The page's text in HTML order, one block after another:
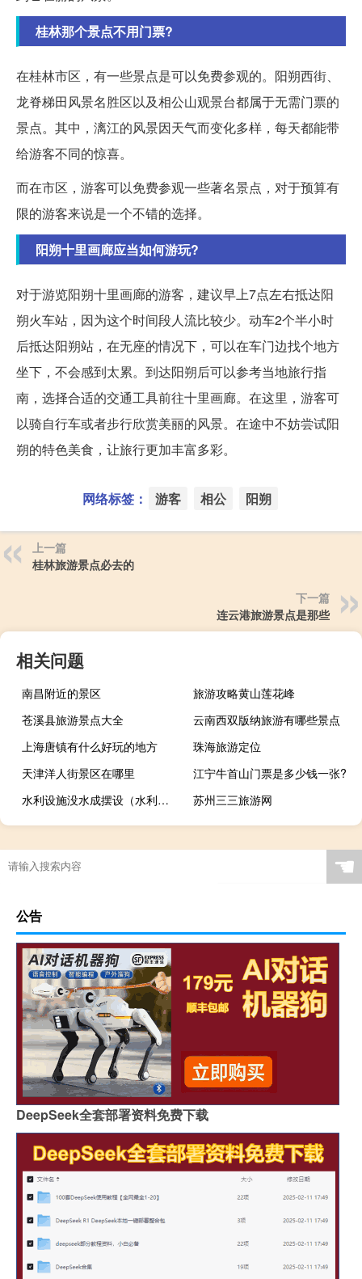
桂林那个景点不用门票?
在桂林市区，有一些景点是可以免费参观的。阳朔西街、
龙脊梯田风景名胜区以及相公山观景台都属于无需门票的
景点。其中，漓江的风景因天气而变化多样，每天都能带
给游客不同的惊喜。
而在市区，游客可以免费参观一些著名景点，对于预算有
限的游客来说是一个不错的选择。
阳朔十里画廊应当如何游玩?
对于游览阳朔十里画廊的游客，建议早上7点左右抵达阳
朔火车站，因为这个时间段人流比较少。动车2个半小时
后抵达阳朔站，在无座的情况下，可以在车门边找个地方
坐下，不会感到太累。到达阳朔后可以参考当地旅行指
南，选择合适的交通工具前往十里画廊。在这里，游客可
以骑自行车或者步行欣赏美丽的风景。在途中不妨尝试阳
朔的特色美食，让旅行更加丰富多彩。
网络标签： 游客 相公 阳朔
上一篇
桂林旅游景点必去的
下一篇
连云港旅游景点是那些
相关问题
南昌附近的景区
旅游攻略黄山莲花峰
苍溪县旅游景点大全
云南西双版纳旅游有哪些景点
上海唐镇有什么好玩的地方
珠海旅游定位
天津洋人街景区在哪里
江宁牛首山门票是多少钱一张?
水利设施没水成摆设（水利设施）
苏州三三旅游网
☚
公告
DeepSeek全套部署资料免费下载